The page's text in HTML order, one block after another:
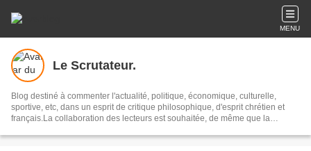
MENU
Le Scrutateur.
Blog destiné à commenter l'actualité, politique, économique, culturelle,
sportive, etc, dans un esprit de critique philosophique, d'esprit chrétien et
français.La collaboration des lecteurs est souhaitée, de même que la